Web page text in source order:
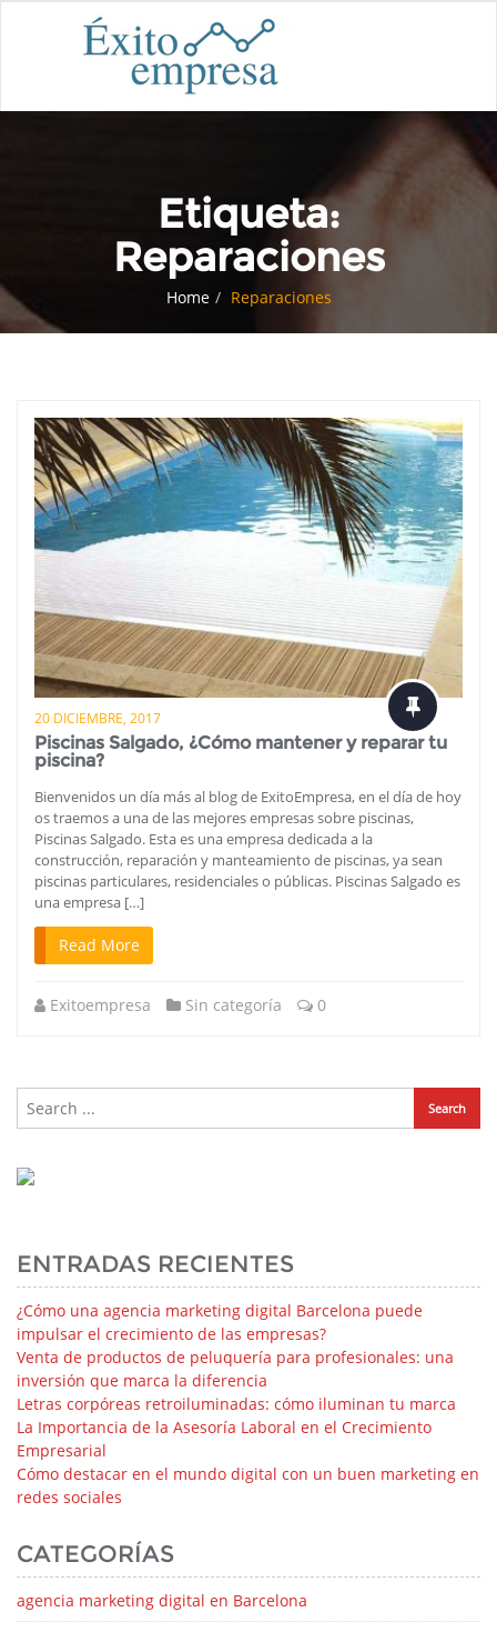
Etiqueta:
Reparaciones
Home Reparaciones
20 DICIEMBRE, 2017
Piscinas Salgado, ¿Cómo mantener y reparar tu
piscina?
Bienvenidos un día más al blog de ExitoEmpresa, en el día de hoy
os traemos a una de las mejores empresas sobre piscinas,
Piscinas Salgado. Esta es una empresa dedicada a la
construcción, reparación y manteamiento de piscinas, ya sean
piscinas particulares, residenciales o públicas. Piscinas Salgado es
una empresa […]
Read More
Exitoempresa Sin categoría 0
ENTRADAS RECIENTES
¿Cómo una agencia marketing digital Barcelona puede
impulsar el crecimiento de las empresas?
Venta de productos de peluquería para profesionales: una
inversión que marca la diferencia
Letras corpóreas retroiluminadas: cómo iluminan tu marca
La Importancia de la Asesoría Laboral en el Crecimiento
Empresarial
Cómo destacar en el mundo digital con un buen marketing en
redes sociales
CATEGORÍAS
agencia marketing digital en Barcelona